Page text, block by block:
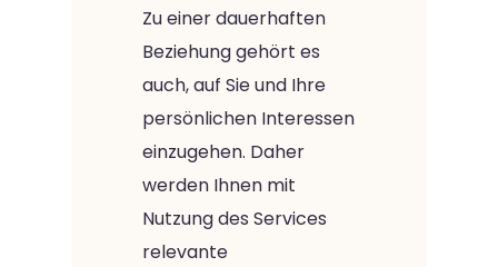
Zu einer dauerhaften
Beziehung gehört es
auch, auf Sie und Ihre
persönlichen Interessen
einzugehen. Daher
werden Ihnen mit
Nutzung des Services
relevante